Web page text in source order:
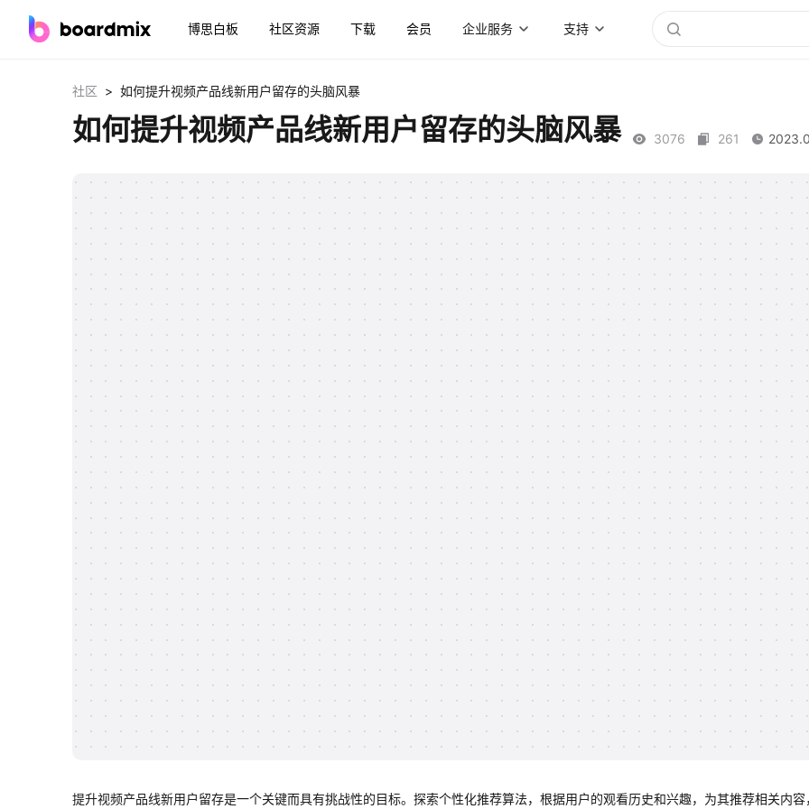
博思白板 社区资源 下载 会员 企业服务 支持
社区 > 如何提升视频产品线新用户留存的头脑风暴
如何提升视频产品线新用户留存的头脑风暴 3076 261
提升视频产品线新用户留存是一个关键而具有挑战性的目标。探索个性化推荐算法，根据用户的观看历史和兴趣，为其推荐相关内容